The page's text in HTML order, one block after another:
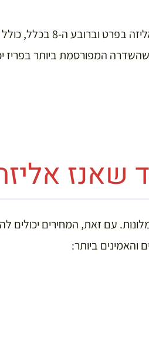
בכתבה הזאת תמצאו את כל המידע הדרוש לכם לצורך ביקור בשאנז אליזה בפרט וברובע ה-8 בכלל, כולל
המפורסמת ביותר בפריז
שאנז
עם זאת, המחירים יכולים
ביותר: